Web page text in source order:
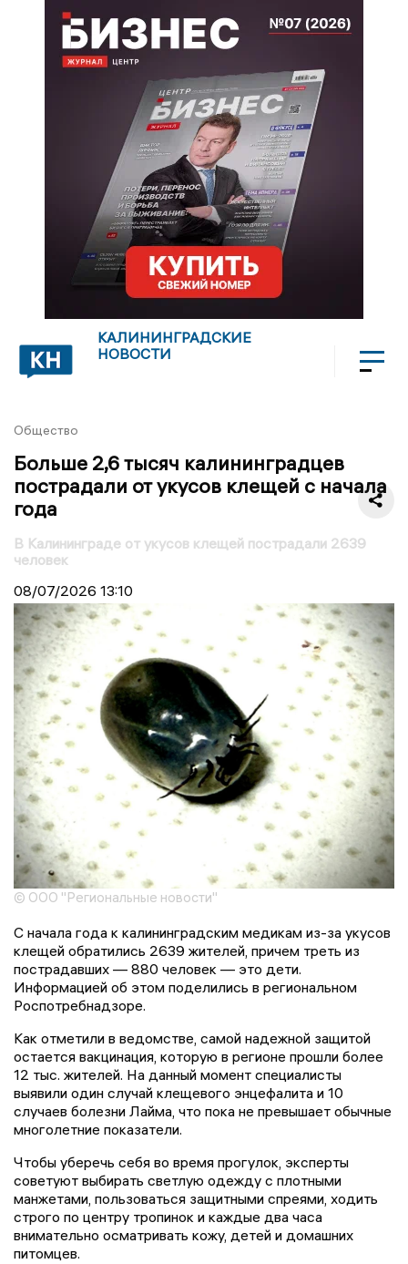
КАЛИНИНГРАДСКИЕ
НОВОСТИ
Общество
Больше 2,6 тысяч калининградцев
пострадали от укусов клещей с начала
года
В Калининграде от укусов клещей пострадали 2639
человек
08/07/2026 13:10
© ООО "Региональные новости"
С начала года к калининградским медикам из-за укусов
клещей обратились 2639 жителей, причем треть из
пострадавших — 880 человек — это дети.
Информацией об этом поделились в региональном
Роспотребнадзоре.
Как отметили в ведомстве, самой надежной защитой
остается вакцинация, которую в регионе прошли более
12 тыс. жителей. На данный момент специалисты
выявили один случай клещевого энцефалита и 10
случаев болезни Лайма, что пока не превышает обычные
многолетние показатели.
Чтобы уберечь себя во время прогулок, эксперты
советуют выбирать светлую одежду с плотными
манжетами, пользоваться защитными спреями, ходить
строго по центру тропинок и каждые два часа
внимательно осматривать кожу, детей и домашних
питомцев.